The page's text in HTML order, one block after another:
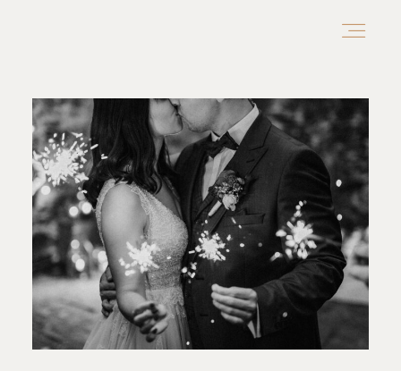
Home
Über uns
Portfolio
Kontakt